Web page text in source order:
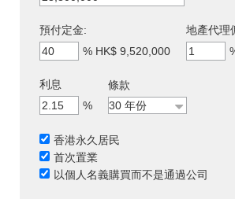
預付定金:
% HK$ 9,520,000
地產代理
利息
%
條款
香港永久居民
首次置業
以個人名義購買而不是通過公司